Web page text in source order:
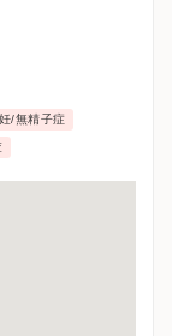
/無精子症